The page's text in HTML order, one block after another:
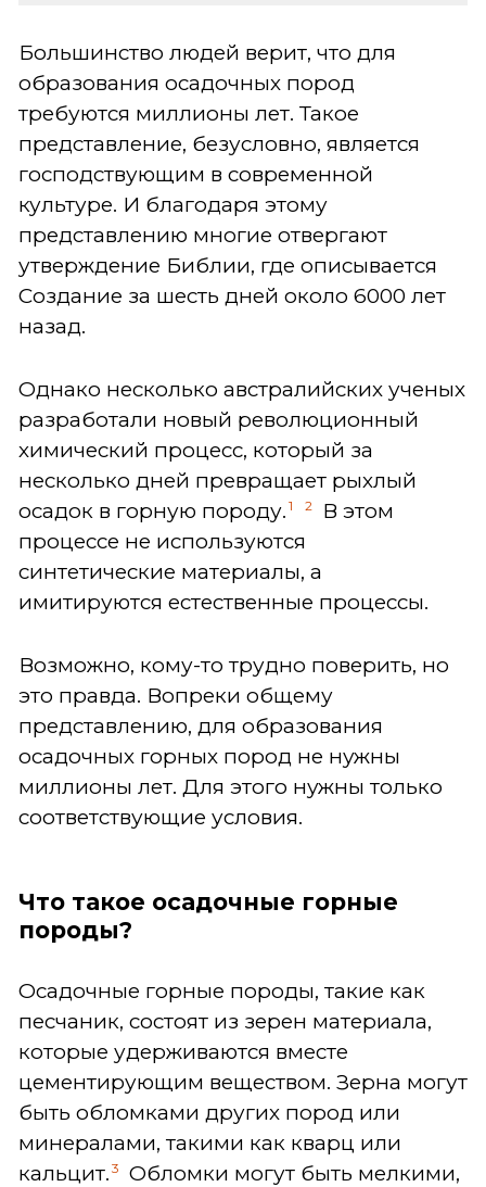
Большинство людей верит, что для
образования осадочных пород
требуются миллионы лет. Такое
представление, безусловно, является
господствующим в современной
культуре. И благодаря этому
представлению многие отвергают
утверждение Библии, где описывается
Создание за шесть дней около 6000 лет
назад.
Однако несколько австралийских ученых
разработали новый революционный
химический процесс, который за
несколько дней превращает рыхлый
осадок в горную породу. 1 2
В этом
процессе не используются
синтетические материалы, а
имитируются естественные процессы.
Возможно, кому-то трудно поверить, но
это правда. Вопреки общему
представлению, для образования
осадочных горных пород не нужны
миллионы лет. Для этого нужны только
соответствующие условия.
Что такое осадочные горные
породы?
Осадочные горные породы, такие как
песчаник, состоят из зерен материала,
которые удерживаются вместе
цементирующим веществом. Зерна могут
быть обломками других пород или
минералами, такими как кварц или
кальцит. 3
Обломки могут быть мелкими,